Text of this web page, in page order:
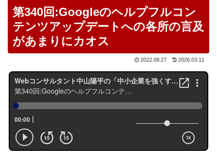
第340回:Googleのヘルプフルコン
テンツアップデートへの各所の言及
があまりにカオス
2022.08.27 2026.03.11